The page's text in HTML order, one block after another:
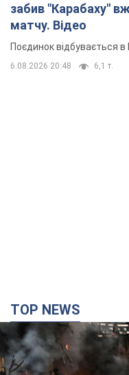
забив "Карабаху"
матчу. Відео
Поєдинок відбувається в
6.08.2026 20:48 6,1 т.
TOP NEWS